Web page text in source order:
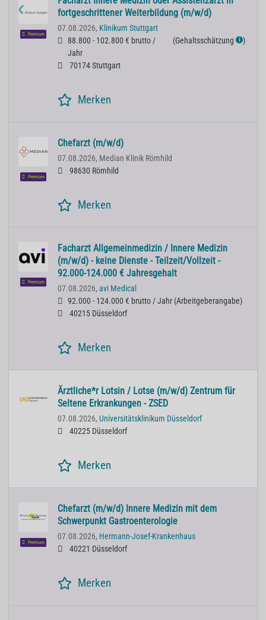
Premium
fortgeschrittener Weiterbildung (m/w/d)
07.08.2026, Klinikum Stuttgart
88.800 - 102.800 € brutto /
Jahr
(Gehaltsschätzung ℹ )
70174 Stuttgart
Merken
Premium
Chefarzt (m/w/d)
07.08.2026, Median Klinik Römhild
98630 Römhild
Merken
Premium
Facharzt Allgemeinmedizin / Innere Medizin
(m/w/d) - keine Dienste - Teilzeit/Vollzeit -
92.000-124.000 € Jahresgehalt
07.08.2026, avi Medical
92.000 - 124.000 € brutto / Jahr (Arbeitgeberangabe)
40215 Düsseldorf
Merken
Ärztliche*r Lotsin / Lotse (m/w/d) Zentrum für
Seltene Erkrankungen - ZSED
07.08.2026, Universitätsklinikum Düsseldorf
40225 Düsseldorf
Merken
Premium
Chefarzt (m/w/d) Innere Medizin mit dem
Schwerpunkt Gastroenterologie
07.08.2026, Hermann-Josef-Krankenhaus
40221 Düsseldorf
Merken